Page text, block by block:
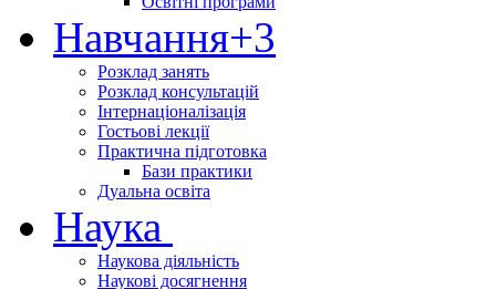
Навчання+3
Розклад занять
Розклад консультацій
Інтернаціоналізація
Гостьові лекції
Практична підготовка
Бази практики
Дуальна освіта
Наука
Наукова діяльність
Наукові досягнення